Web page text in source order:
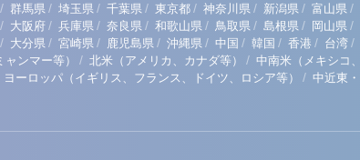
/ 群馬県 / 埼玉県 / 千葉県 / 東京都 / 神奈川県 / 新潟県 / 富山県 /
/ 大阪府 / 兵庫県 / 奈良県 / 和歌山県 / 鳥取県 / 島根県 / 岡山県 /
/ 大分県 / 宮崎県 / 鹿児島県 / 沖縄県 / 中国 / 韓国 / 香港 / 台湾 /
ンマー等） / 北米（アメリカ、カナダ等） / 中南米（メキシコ
ヨーロッパ（イギリス、フランス、ドイツ、ロシア等） / 中近東